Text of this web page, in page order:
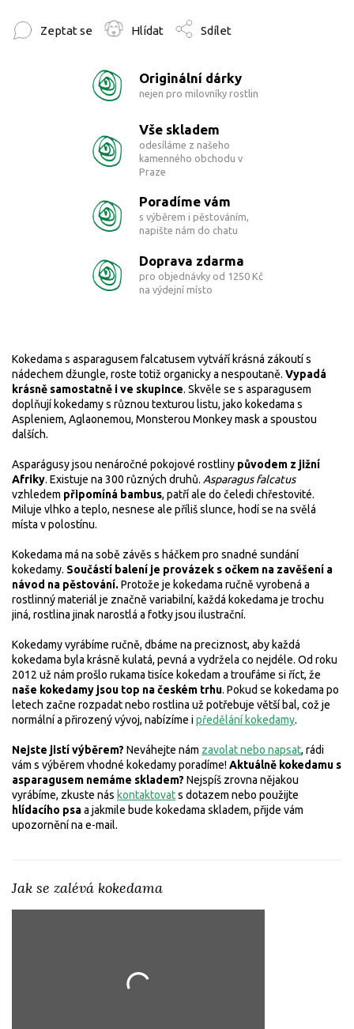
Zeptat se Hlídat Sdílet
Originální dárky
nejen pro milovníky rostlin
Vše skladem
odesíláme z našeho
kamenného obchodu v
Praze
Poradíme vám
s výběrem i pěstováním,
napište nám do chatu
Doprava zdarma
pro objednávky od 1250 Kč
na výdejní místo
Kokedama s asparagusem falcatusem vytváří krásná zákoutí s
nádechem džungle, roste totiž organicky a nespoutaně. Vypadá
krásně samostatně i ve skupince. Skvěle se s asparagusem
doplňují kokedamy s různou texturou listu, jako kokedama s
Aspleniem, Aglaonemou, Monsterou Monkey mask a spoustou
dalších.
Asparágusy jsou nenáročné pokojové rostliny původem z jižní
Afriky. Existuje na 300 různých druhů. Asparagus falcatus
vzhledem připomíná bambus, patří ale do čeledi chřestovité.
Miluje vlhko a teplo, nesnese ale příliš slunce, hodí se na svělá
místa v polostínu.
Kokedama má na sobě závěs s háčkem pro snadné sundání
kokedamy. Součástí balení je provázek s očkem na zavěšení a
návod na pěstování. Protože je kokedama ručně vyrobená a
rostlinný materiál je značně variabilní, každá kokedama je trochu
jiná, rostlina jinak narostlá a fotky jsou ilustrační.
Kokedamy vyrábíme ručně, dbáme na preciznost, aby každá
kokedama byla krásně kulatá, pevná a vydržela co nejdéle. Od roku
2012 už nám prošlo rukama tisíce kokedam a troufáme si říct, že
naše kokedamy jsou top na českém trhu. Pokud se kokedama po
letech začne rozpadat nebo rostlina už potřebuje větší bal, což je
normální a přirozený vývoj, nabízíme ipředělání kokedamy.
Nejste jistí výběrem? Neváhejte nám zavolat nebo napsat, rádi
vám s výběrem vhodné kokedamy poradíme!Aktuálně kokedamu s
asparagusem nemáme skladem? Nejspíš zrovna nějakou
vyrábíme, zkuste nás kontaktovats dotazem nebo použijte
hlídacího psaa jakmile bude kokedama skladem, přijde vám
upozornění na e-mail.
Jak se zalévá kokedama